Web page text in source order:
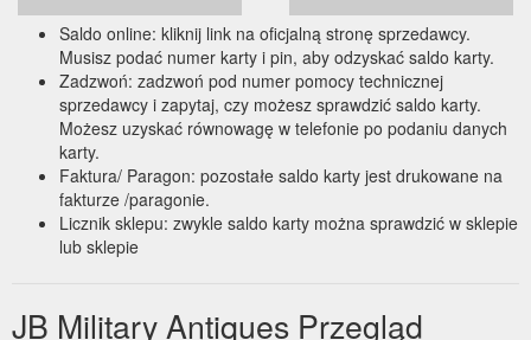
Saldo online: kliknij link na oficjalną stronę sprzedawcy.
Musisz podać numer karty i pin, aby odzyskać saldo karty.
Zadzwoń: zadzwoń pod numer pomocy technicznej
sprzedawcy i zapytaj, czy możesz sprawdzić saldo karty.
Możesz uzyskać równowagę w telefonie po podaniu danych
karty.
Faktura/ Paragon: pozostałe saldo karty jest drukowane na
fakturze /paragonie.
Licznik sklepu: zwykle saldo karty można sprawdzić w sklepie
lub sklepie
JB Military Antiques Przegląd